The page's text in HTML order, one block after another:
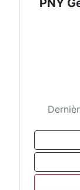
PNY